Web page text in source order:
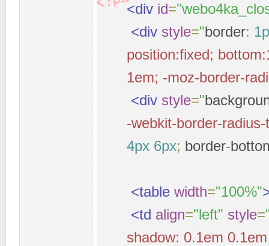
<div id=
<div style="border:
position:fixed;
1em; -moz-border-
<div style="
-webkit-border-
4px 6px; border-
<table width="100%"
<td align="left" style=
shadow: 0.1em